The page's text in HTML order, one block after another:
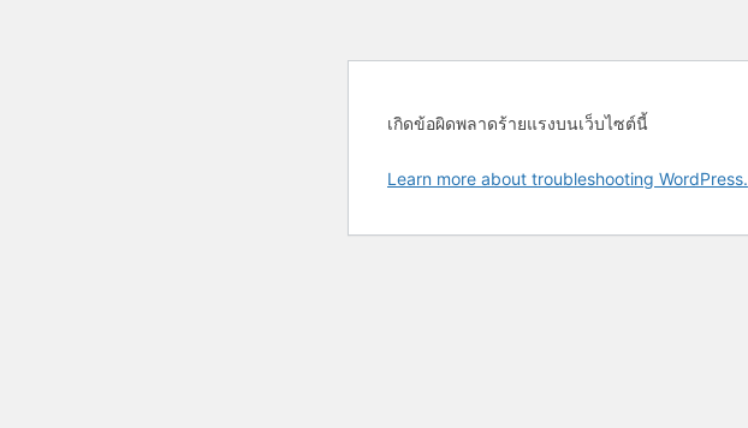
เกิดข้อผิดพลาดร้ายแรงบนเว็บไซต์นี้
Learn more about troubleshooting WordPress.